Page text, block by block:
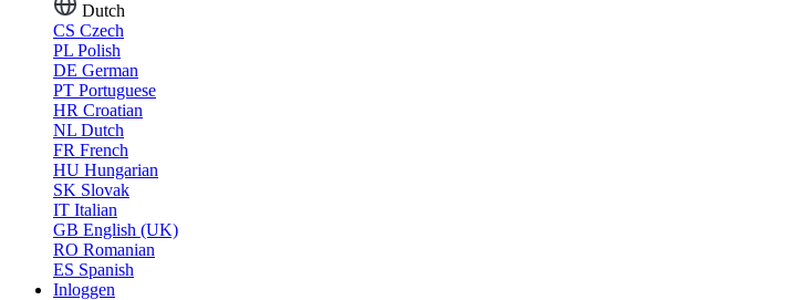
Dutch
CS Czech
PL Polish
DE German
PT Portuguese
HR Croatian
NL Dutch
FR French
HU Hungarian
SK Slovak
IT Italian
GB English (UK)
RO Romanian
ES Spanish
Inloggen